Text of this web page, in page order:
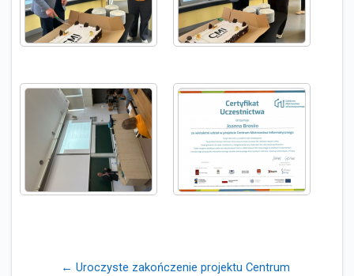
← Uroczyste zakończenie projektu Centrum